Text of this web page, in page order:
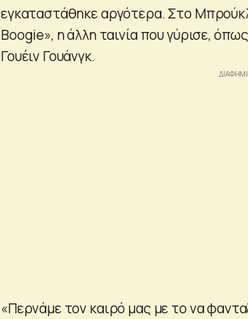
εγκαταστάθηκε αργότερα. Στο
Boogie», η άλλη ταινία που γύρισε,
Γουέιν Γουάνγκ.
«Περνάμε τον καιρό μας με το να